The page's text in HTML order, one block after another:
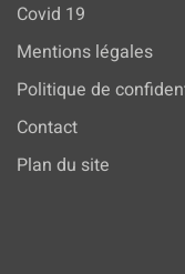
Covid 19
Mentions légales
Politique de
Contact
Plan du site